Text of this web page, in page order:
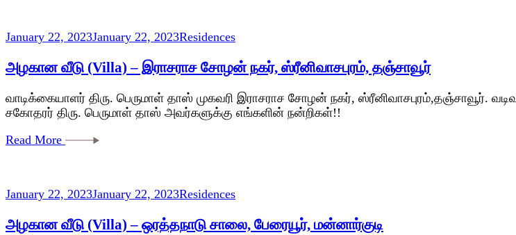
January 22, 2023January 22, 2023Residences
அழகான வீடு (Villa) – இராசராச சோழன் நகர், ஸ்ரீனிவாசபுரம், தஞ்சாவூர்
வாடிக்கையாளர் திரு. பெருமாள் தாஸ் முகவரி இராசராச சோழன் நகர், ஸ்ரீனிவாசபுரம்,தஞ்சாவூர்.
சகோதரர் திரு. பெருமாள் தாஸ் அவர்களுக்கு எங்களின் நன்றிகள்!!
Read More
January 22, 2023January 22, 2023Residences
அழகான வீடு (Villa) – ஒரத்தநாடு சாலை, பேரையூர், மன்னார்குடி